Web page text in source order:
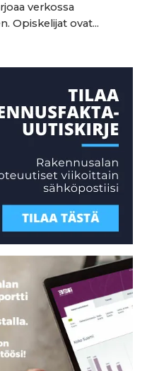
verkossa
Opiskelijat ovat...